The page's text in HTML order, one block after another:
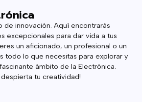
de innovación. Aquí encontrarás
excepcionales para dar vida a tus
un aficionado, un profesional o un
todo lo que necesitas para explorar y
ámbito de la Electrónica.
tu creatividad!